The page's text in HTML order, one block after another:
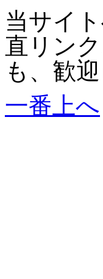
当サイ
直リン
も、歓迎
一番上へ